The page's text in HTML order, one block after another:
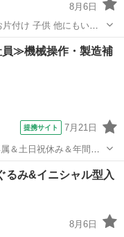
8月6日
供 他にもいろ
すみっコぐらし
≫機械操作・製造補
提携サイト 7月21日
＆土日祝休み＆年間休
OK＆無料駐車場あり
陸大宮市》 人気の
るみ&イニシャル型入
8月6日